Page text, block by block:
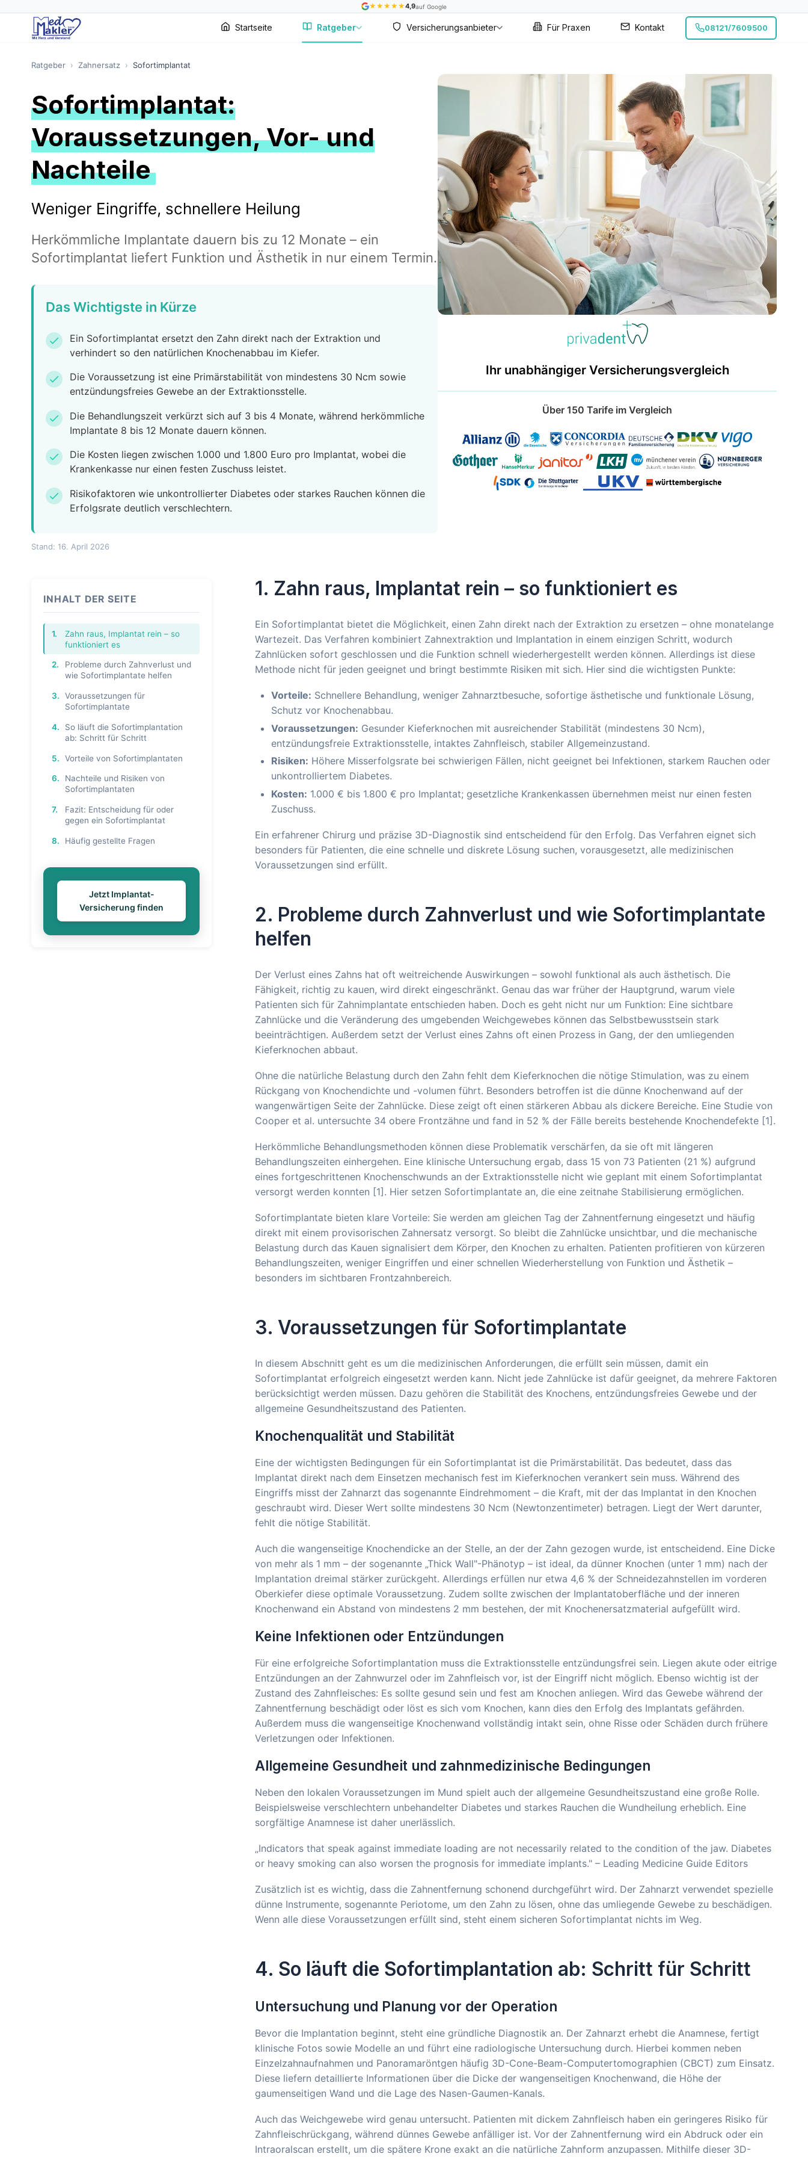
★ ★ ★ ★ ★4,9auf Google
Startseite Ratgeber Versicherungsanbieter Für Praxen Kontakt 08121/7609500
Ratgeber › Zahnersatz › Sofortimplantat
Sofortimplantat:
Voraussetzungen, Vor- und
Nachteile
Weniger Eingriffe, schnellere Heilung
Herkömmliche Implantate dauern bis zu 12 Monate – ein
Sofortimplantat liefert Funktion und Ästhetik in nur einem Termin.
Das Wichtigste in Kürze
check
Ein Sofortimplantat ersetzt den Zahn direkt nach der Extraktion und
verhindert so den natürlichen Knochenabbau im Kiefer.
check
Die Voraussetzung ist eine Primärstabilität von mindestens 30 Ncm sowie
entzündungsfreies Gewebe an der Extraktionsstelle.
check
Die Behandlungszeit verkürzt sich auf 3 bis 4 Monate, während herkömmliche
Implantate 8 bis 12 Monate dauern können.
check
Die Kosten liegen zwischen 1.000 und 1.800 Euro pro Implantat, wobei die
Krankenkasse nur einen festen Zuschuss leistet.
check
Risikofaktoren wie unkontrollierter Diabetes oder starkes Rauchen können die
Erfolgsrate deutlich verschlechtern.
Stand: 16. April 2026
Ihr unabhängiger Versicherungsvergleich
Über 150 Tarife im Vergleich
INHALT DER SEITE
1.
Zahn raus, Implantat rein – so
funktioniert es
2.
Probleme durch Zahnverlust und
wie Sofortimplantate helfen
3.
Voraussetzungen für
Sofortimplantate
4.
So läuft die Sofortimplantation
ab: Schritt für Schritt
5. Vorteile von Sofortimplantaten
6.
Nachteile und Risiken von
Sofortimplantaten
7.
Fazit: Entscheidung für oder
gegen ein Sofortimplantat
8. Häufig gestellte Fragen
Jetzt Implantat-
Versicherung finden
1. Zahn raus, Implantat rein – so funktioniert es
Ein Sofortimplantat bietet die Möglichkeit, einen Zahn direkt nach der Extraktion zu ersetzen – ohne monatelange
Wartezeit. Das Verfahren kombiniert Zahnextraktion und Implantation in einem einzigen Schritt, wodurch
Zahnlücken sofort geschlossen und die Funktion schnell wiederhergestellt werden können. Allerdings ist diese
Methode nicht für jeden geeignet und bringt bestimmte Risiken mit sich. Hier sind die wichtigsten Punkte:
Vorteile: Schnellere Behandlung, weniger Zahnarztbesuche, sofortige ästhetische und funktionale Lösung,
Schutz vor Knochenabbau.
Voraussetzungen: Gesunder Kieferknochen mit ausreichender Stabilität (mindestens 30 Ncm),
entzündungsfreie Extraktionsstelle, intaktes Zahnfleisch, stabiler Allgemeinzustand.
Risiken: Höhere Misserfolgsrate bei schwierigen Fällen, nicht geeignet bei Infektionen, starkem Rauchen oder
unkontrolliertem Diabetes.
Kosten: 1.000 € bis 1.800 € pro Implantat; gesetzliche Krankenkassen übernehmen meist nur einen festen
Zuschuss.
Ein erfahrener Chirurg und präzise 3D-Diagnostik sind entscheidend für den Erfolg. Das Verfahren eignet sich
besonders für Patienten, die eine schnelle und diskrete Lösung suchen, vorausgesetzt, alle medizinischen
Voraussetzungen sind erfüllt.
2. Probleme durch Zahnverlust und wie Sofortimplantate
helfen
Der Verlust eines Zahns hat oft weitreichende Auswirkungen – sowohl funktional als auch ästhetisch. Die
Fähigkeit, richtig zu kauen, wird direkt eingeschränkt. Genau das war früher der Hauptgrund, warum viele
Patienten sich für Zahnimplantate entschieden haben. Doch es geht nicht nur um Funktion: Eine sichtbare
Zahnlücke und die Veränderung des umgebenden Weichgewebes können das Selbstbewusstsein stark
beeinträchtigen. Außerdem setzt der Verlust eines Zahns oft einen Prozess in Gang, der den umliegenden
Kieferknochen abbaut.
Ohne die natürliche Belastung durch den Zahn fehlt dem Kieferknochen die nötige Stimulation, was zu einem
Rückgang von Knochendichte und -volumen führt. Besonders betroffen ist die dünne Knochenwand auf der
wangenwärtigen Seite der Zahnlücke. Diese zeigt oft einen stärkeren Abbau als dickere Bereiche. Eine Studie von
Cooper et al. untersuchte 34 obere Frontzähne und fand in 52 % der Fälle bereits bestehende Knochendefekte [1].
Herkömmliche Behandlungsmethoden können diese Problematik verschärfen, da sie oft mit längeren
Behandlungszeiten einhergehen. Eine klinische Untersuchung ergab, dass 15 von 73 Patienten (21 %) aufgrund
eines fortgeschrittenen Knochenschwunds an der Extraktionsstelle nicht wie geplant mit einem Sofortimplantat
versorgt werden konnten [1]. Hier setzen Sofortimplantate an, die eine zeitnahe Stabilisierung ermöglichen.
Sofortimplantate bieten klare Vorteile: Sie werden am gleichen Tag der Zahnentfernung eingesetzt und häufig
direkt mit einem provisorischen Zahnersatz versorgt. So bleibt die Zahnlücke unsichtbar, und die mechanische
Belastung durch das Kauen signalisiert dem Körper, den Knochen zu erhalten. Patienten profitieren von kürzeren
Behandlungszeiten, weniger Eingriffen und einer schnellen Wiederherstellung von Funktion und Ästhetik –
besonders im sichtbaren Frontzahnbereich.
3. Voraussetzungen für Sofortimplantate
In diesem Abschnitt geht es um die medizinischen Anforderungen, die erfüllt sein müssen, damit ein
Sofortimplantat erfolgreich eingesetzt werden kann. Nicht jede Zahnlücke ist dafür geeignet, da mehrere Faktoren
berücksichtigt werden müssen. Dazu gehören die Stabilität des Knochens, entzündungsfreies Gewebe und der
allgemeine Gesundheitszustand des Patienten.
Knochenqualität und Stabilität
Eine der wichtigsten Bedingungen für ein Sofortimplantat ist die Primärstabilität. Das bedeutet, dass das
Implantat direkt nach dem Einsetzen mechanisch fest im Kieferknochen verankert sein muss. Während des
Eingriffs misst der Zahnarzt das sogenannte Eindrehmoment – die Kraft, mit der das Implantat in den Knochen
geschraubt wird. Dieser Wert sollte mindestens 30 Ncm (Newtonzentimeter) betragen. Liegt der Wert darunter,
fehlt die nötige Stabilität.
Auch die wangenseitige Knochendicke an der Stelle, an der der Zahn gezogen wurde, ist entscheidend. Eine Dicke
von mehr als 1 mm – der sogenannte „Thick Wall"-Phänotyp – ist ideal, da dünner Knochen (unter 1 mm) nach der
Implantation dreimal stärker zurückgeht. Allerdings erfüllen nur etwa 4,6 % der Schneidezahnstellen im vorderen
Oberkiefer diese optimale Voraussetzung. Zudem sollte zwischen der Implantatoberfläche und der inneren
Knochenwand ein Abstand von mindestens 2 mm bestehen, der mit Knochenersatzmaterial aufgefüllt wird.
Keine Infektionen oder Entzündungen
Für eine erfolgreiche Sofortimplantation muss die Extraktionsstelle entzündungsfrei sein. Liegen akute oder eitrige
Entzündungen an der Zahnwurzel oder im Zahnfleisch vor, ist der Eingriff nicht möglich. Ebenso wichtig ist der
Zustand des Zahnfleisches: Es sollte gesund sein und fest am Knochen anliegen. Wird das Gewebe während der
Zahnentfernung beschädigt oder löst es sich vom Knochen, kann dies den Erfolg des Implantats gefährden.
Außerdem muss die wangenseitige Knochenwand vollständig intakt sein, ohne Risse oder Schäden durch frühere
Verletzungen oder Infektionen.
Allgemeine Gesundheit und zahnmedizinische Bedingungen
Neben den lokalen Voraussetzungen im Mund spielt auch der allgemeine Gesundheitszustand eine große Rolle.
Beispielsweise verschlechtern unbehandelter Diabetes und starkes Rauchen die Wundheilung erheblich. Eine
sorgfältige Anamnese ist daher unerlässlich.
„Indicators that speak against immediate loading are not necessarily related to the condition of the jaw. Diabetes
or heavy smoking can also worsen the prognosis for immediate implants." – Leading Medicine Guide Editors
Zusätzlich ist es wichtig, dass die Zahnentfernung schonend durchgeführt wird. Der Zahnarzt verwendet spezielle
dünne Instrumente, sogenannte Periotome, um den Zahn zu lösen, ohne das umliegende Gewebe zu beschädigen.
Wenn alle diese Voraussetzungen erfüllt sind, steht einem sicheren Sofortimplantat nichts im Weg.
4. So läuft die Sofortimplantation ab: Schritt für Schritt
Untersuchung und Planung vor der Operation
Bevor die Implantation beginnt, steht eine gründliche Diagnostik an. Der Zahnarzt erhebt die Anamnese, fertigt
klinische Fotos sowie Modelle an und führt eine radiologische Untersuchung durch. Hierbei kommen neben
Einzelzahnaufnahmen und Panoramaröntgen häufig 3D-Cone-Beam-Computertomographien (CBCT) zum Einsatz.
Diese liefern detaillierte Informationen über die Dicke der wangenseitigen Knochenwand, die Höhe der
gaumenseitigen Wand und die Lage des Nasen-Gaumen-Kanals.
Auch das Weichgewebe wird genau untersucht. Patienten mit dickem Zahnfleisch haben ein geringeres Risiko für
Zahnfleischrückgang, während dünnes Gewebe anfälliger ist. Vor der Zahnentfernung wird ein Abdruck oder ein
Intraoralscan erstellt, um die spätere Krone exakt an die natürliche Zahnform anzupassen. Mithilfe dieser 3D-